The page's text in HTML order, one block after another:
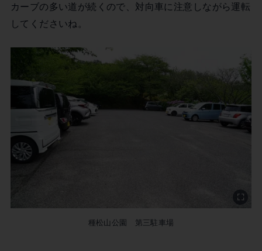
カーブの多い道が続くので、対向車に注意しながら運転
してくださいね。
種松山公園 第三駐車場